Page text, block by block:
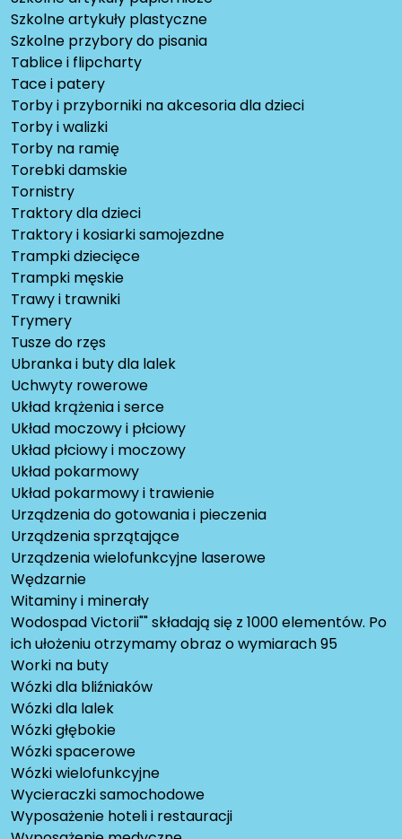
Szkolne artykuły plastyczne
Szkolne przybory do pisania
Tablice i flipcharty
Tace i patery
Torby i przyborniki na akcesoria dla dzieci
Torby i walizki
Torby na ramię
Torebki damskie
Tornistry
Traktory dla dzieci
Traktory i kosiarki samojezdne
Trampki dziecięce
Trampki męskie
Trawy i trawniki
Trymery
Tusze do rzęs
Ubranka i buty dla lalek
Uchwyty rowerowe
Układ krążenia i serce
Układ moczowy i płciowy
Układ płciowy i moczowy
Układ pokarmowy
Układ pokarmowy i trawienie
Urządzenia do gotowania i pieczenia
Urządzenia sprzątające
Urządzenia wielofunkcyjne laserowe
Wędzarnie
Witaminy i minerały
Wodospad Victorii"" składają się z 1000 elementów. Po
ich ułożeniu otrzymamy obraz o wymiarach 95
Worki na buty
Wózki dla bliźniaków
Wózki dla lalek
Wózki głębokie
Wózki spacerowe
Wózki wielofunkcyjne
Wycieraczki samochodowe
Wyposażenie hoteli i restauracji